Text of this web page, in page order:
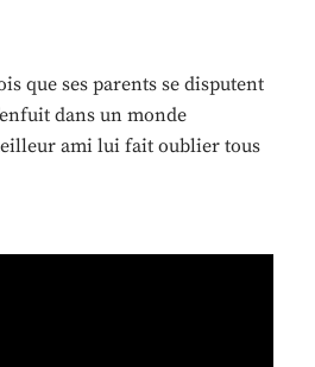
que ses parents se disputent
dans un monde
ami lui fait oublier tous